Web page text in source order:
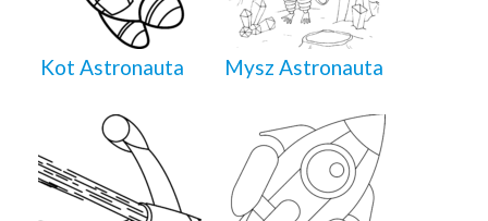
Kot Astronauta Mysz Astronauta